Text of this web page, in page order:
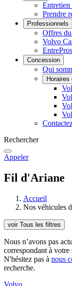
Entretien
Prendre
Professionnels
Offres
Volvo
EntrePros
Concession
Qui
Rechercher
Appeler
Fil d'Ariane
Accueil
Nos véhicules
voir Tous les filtres
Nous n’avons pas
correspondant à votre
N'hésitez pas à nous
recherche.
Volvo